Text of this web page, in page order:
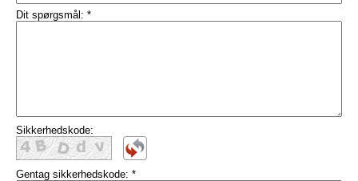
Dit spørgsmål: *
Sikkerhedskode:
Gentag sikkerhedskode: *